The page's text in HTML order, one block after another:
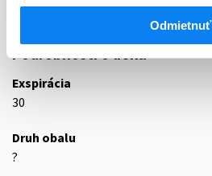
Odmietnuť
N02BF01
Gabapentín
Podrobnosti o lieku
Exspirácia
30
Druh obalu
?